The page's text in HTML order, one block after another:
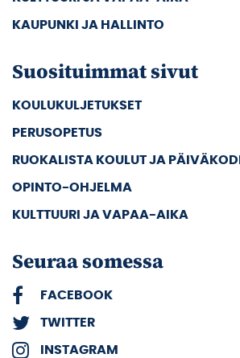
KAUPUNKI JA HALLINTO
Suosituimmat sivut
KOULUKULJETUKSET
PERUSOPETUS
RUOKALISTA KOULUT JA
OPINTO-OHJELMA
KULTTUURI JA VAPAA-AIKA
Seuraa somessa
FACEBOOK
TWITTER
INSTAGRAM